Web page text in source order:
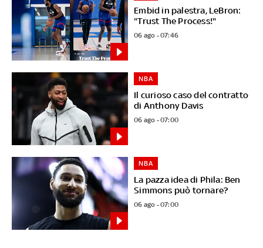
Embid in palestra, LeBron:
"Trust The Process!"
06 ago - 07:46
Il curioso caso del contratto
di Anthony Davis
NBA
06 ago - 07:00
La pazza idea di Phila: Ben
Simmons può tornare?
NBA
06 ago - 07:00